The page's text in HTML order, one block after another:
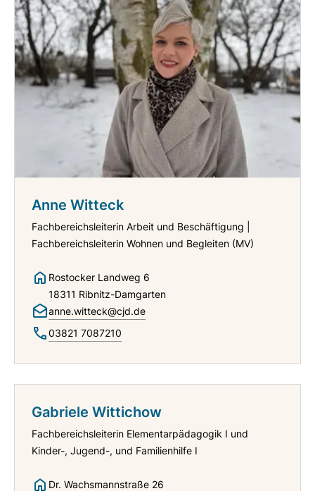
Anne Witteck
Fachbereichsleiterin Arbeit und Beschäftigung |
Fachbereichsleiterin Wohnen und Begleiten (MV)
Rostocker Landweg 6
18311 Ribnitz-Damgarten
anne.witteck@cjd.de
03821 7087210
Gabriele Wittichow
Fachbereichsleiterin Elementarpädagogik I und
Kinder-, Jugend-, und Familienhilfe I
Dr. Wachsmannstraße 26